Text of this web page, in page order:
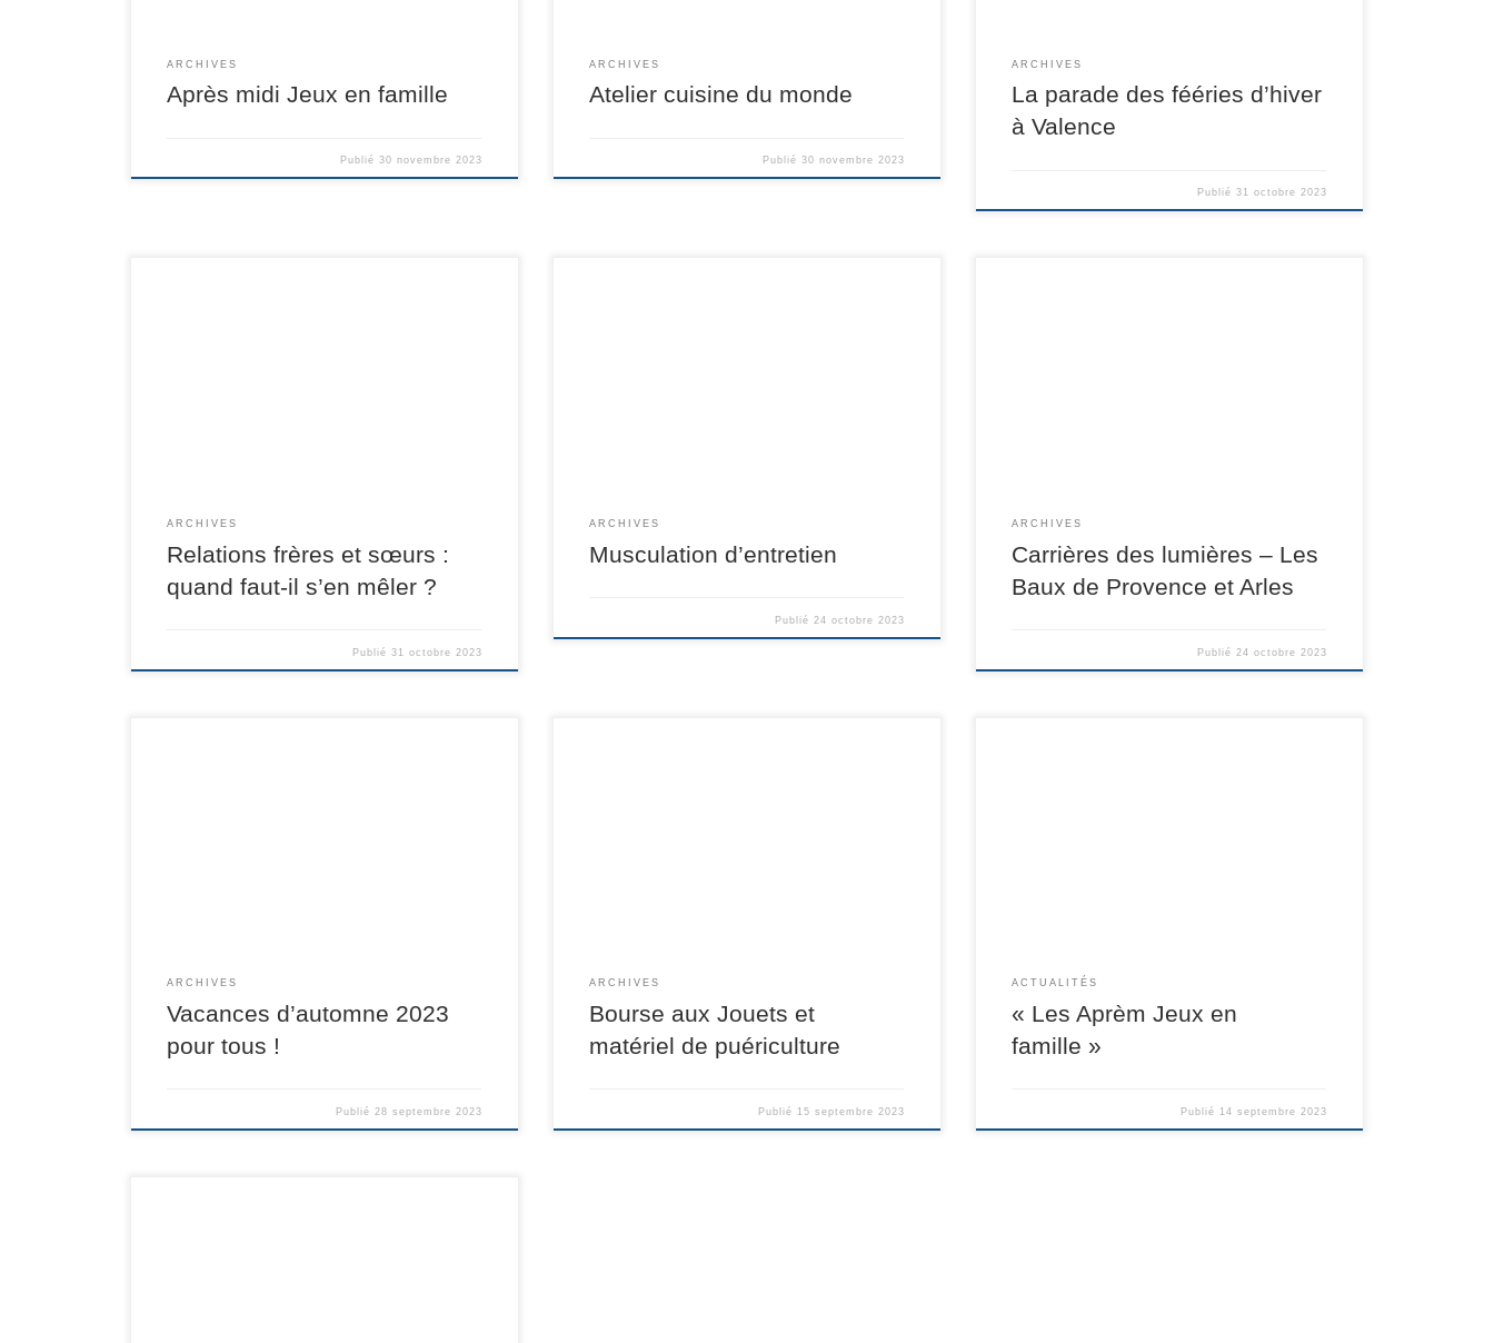
ARCHIVES
Après midi Jeux en famille
Publié 30 novembre 2023
ARCHIVES
Atelier cuisine du monde
Publié 30 novembre 2023
ARCHIVES
La parade des fééries d’hiver
à Valence
Publié 31 octobre 2023
ARCHIVES
Relations frères et sœurs :
quand faut-il s’en mêler ?
Publié 31 octobre 2023
ARCHIVES
Musculation d’entretien
Publié 24 octobre 2023
ARCHIVES
Carrières des lumières – Les
Baux de Provence et Arles
Publié 24 octobre 2023
ARCHIVES
Vacances d’automne 2023
pour tous !
Publié 28 septembre 2023
ARCHIVES
Bourse aux Jouets et
matériel de puériculture
Publié 15 septembre 2023
ACTUALITÉS
« Les Aprèm Jeux en
famille »
Publié 14 septembre 2023